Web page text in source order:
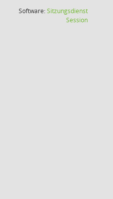
Software:Sitzungsdienst
Session(Wird in